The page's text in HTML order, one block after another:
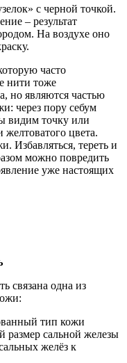
с черной точкой.
– результат
На воздухе оно
часто
нити тоже
но являются частью
через пору себум
видим точку или
желтоватого цвета.
Избавляться, тереть и
можно повредить
уже настоящих
связана одна из
тип кожи
размер сальной железы
желёз к